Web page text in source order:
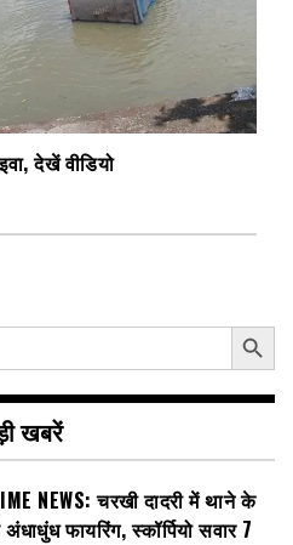
देखें वीडियो
Search Button
खबरें
NEWS: चरखी दादरी में थाने के
फायरिंग, स्कॉर्पियो सवार 7